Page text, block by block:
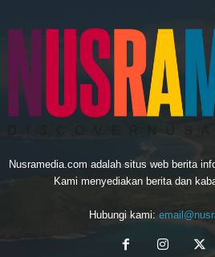
Nusramedia.com adalah situs web berita
Kami menyediakan berita dan
Hubungi kami: